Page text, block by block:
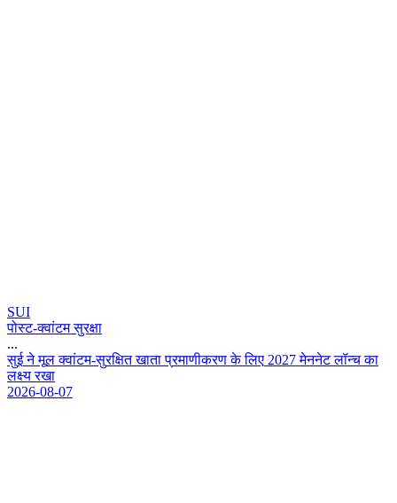
SUI
पोस्ट-क्वांटम सुरक्षा
...
सई न मल कवटम-सरकत खत परमणकरण क लए 2027 मननट लनच क
लकय रख
2026-08-07